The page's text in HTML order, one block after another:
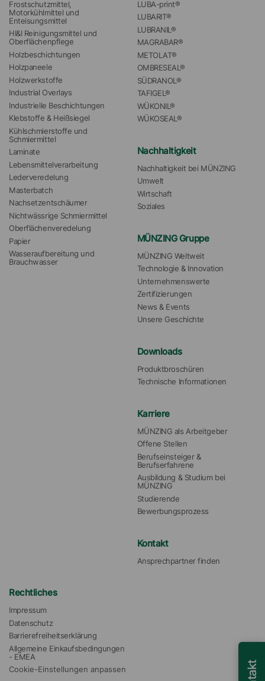
Frostschutzmittel,
Motorkühlmittel und
Enteisungsmittel
HI&I Reinigungsmittel und
Oberflächenpflege
Holzbeschichtungen
Holzpaneele
Holzwerkstoffe
Industrial Overlays
Industrielle Beschichtungen
Klebstoffe & Heißsiegel
Kühlschmierstoffe und
Schmiermittel
Laminate
Lebensmittelverarbeitung
Lederveredelung
Masterbatch
Nachsetzentschäumer
Nichtwässrige Schmiermittel
Oberflächenveredelung
Papier
Wasseraufbereitung und
Brauchwasser
LUBA-print®
LUBARIT®
LUBRANIL®
MAGRABAR®
METOLAT®
OMBRESEAL®
SÜDRANOL®
TAFIGEL®
WÜKONIL®
WÜKOSEAL®
Nachhaltigkeit
Nachhaltigkeit bei MÜNZING
Umwelt
Wirtschaft
Soziales
MÜNZING Gruppe
MÜNZING Weltweit
Technologie & Innovation
Unternehmenswerte
Zertifizierungen
News & Events
Unsere Geschichte
Downloads
Produktbroschüren
Technische Informationen
Karriere
MÜNZING als Arbeitgeber
Offene Stellen
Berufseinsteiger &
Berufserfahrene
Ausbildung & Studium bei
MÜNZING
Studierende
Bewerbungsprozess
Kontakt
Ansprechpartner finden
Rechtliches
Impressum
Datenschutz
Barrierefreiheitserklärung
Allgemeine Einkaufsbedingungen
- EMEA
Cookie-Einstellungen anpassen